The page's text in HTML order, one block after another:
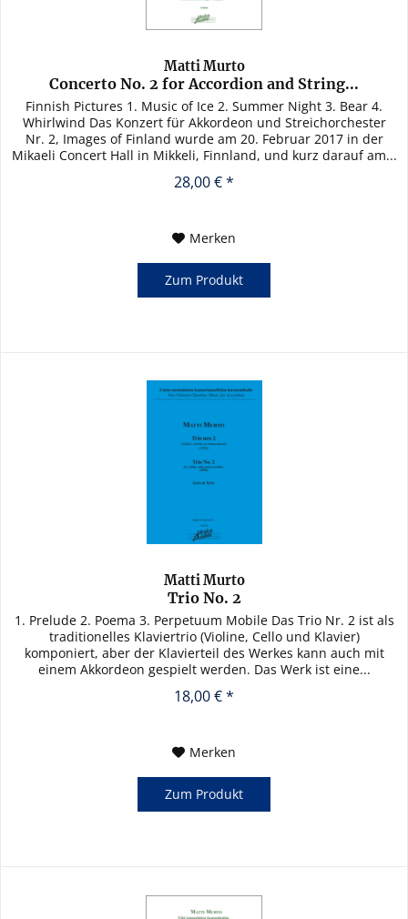
Matti Murto
Concerto No. 2 for Accordion and String...
Finnish Pictures 1. Music of Ice 2. Summer Night 3. Bear 4.
Whirlwind Das Konzert für Akkordeon und Streichorchester
Nr. 2, Images of Finland wurde am 20. Februar 2017 in der
Mikaeli Concert Hall in Mikkeli, Finnland, und kurz darauf am...
28,00 € *
Merken
Zum Produkt
Matti Murto
Trio No. 2
1. Prelude 2. Poema 3. Perpetuum Mobile Das Trio Nr. 2 ist als
traditionelles Klaviertrio (Violine, Cello und Klavier)
komponiert, aber der Klavierteil des Werkes kann auch mit
einem Akkordeon gespielt werden. Das Werk ist eine...
18,00 € *
Merken
Zum Produkt